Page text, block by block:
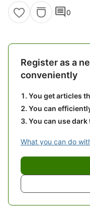
comment0
Register as a
conveniently
You get articles
You can
You can use dark
What you can do